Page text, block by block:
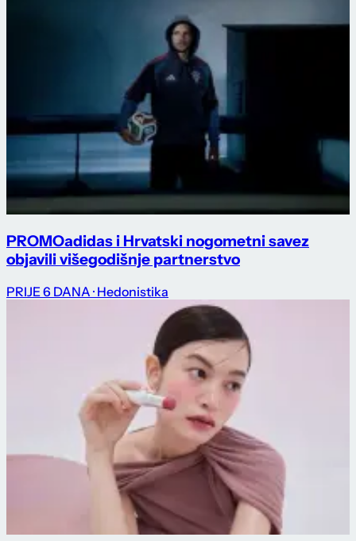
PROMOadidas i Hrvatski nogometni savez
objavili višegodišnje partnerstvo
PRIJE 6 DANA · Hedonistika